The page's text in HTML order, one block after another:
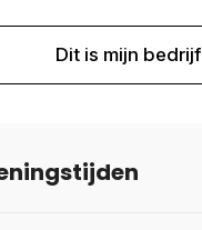
Dit is mijn bedrijf